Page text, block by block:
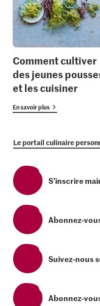
Comment cultiver
des jeunes
et les cuisiner
En savoir plus
Le portail culinaire
S’inscrire
Abonnez-
Suivez-nous
Abonnez-